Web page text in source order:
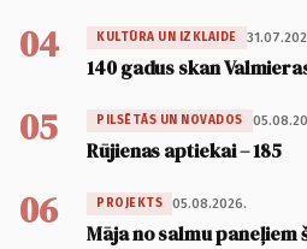
04 KULTŪRA UN IZKLAIDE
140 gadus skan
05 PILSĒTĀS UN NOVADOS
Rūjienas aptiekai – 185
06 PROJEKTS 05.08.2026.
Māja no salmu